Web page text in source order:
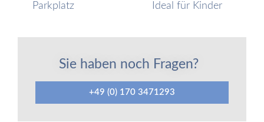
Parkplatz
Ideal für Kinder
Sie haben noch Fragen?
+49 (0) 170 3471293